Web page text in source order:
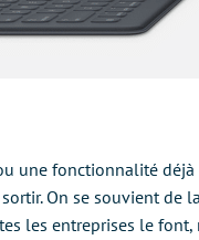
une fonctionnalité
On se souvient de
les entreprises le